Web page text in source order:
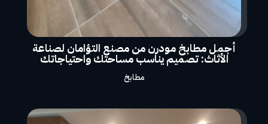
أجمل مطابخ مودرن من مصنع التؤامان لصناعة
الأثاث: تصميم يناسب مساحتك واحتياجاتك
مطابخ